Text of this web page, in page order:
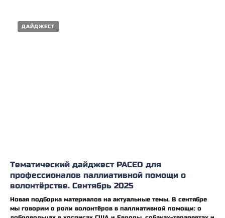
ДАЙДЖЕСТ
Тематический дайджест PACED для
профессионалов паллиативной помощи о
волонтёрстве. Сентябрь 2025
Новая подборка материалов на актуальные темы. В сентябре
мы говорим о роли волонтёров в паллиативной помощи: о